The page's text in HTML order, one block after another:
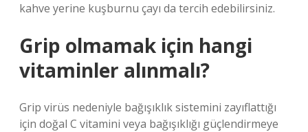
kahve yerine kuşburnu çayı da tercih edebilirsiniz.
Grip olmamak için hangi
vitaminler alınmalı?
Grip virüs nedeniyle bağışıklık sistemini zayıflattığı
için doğal C vitamini veya bağışıklığı güçlendirmeye